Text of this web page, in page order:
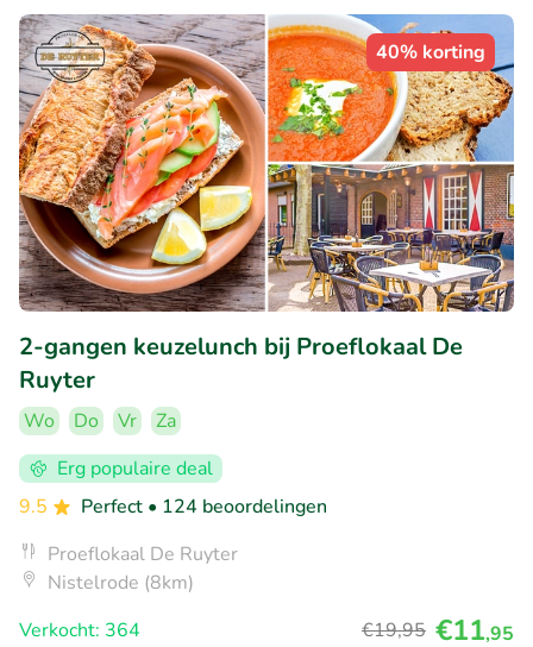
40% korting
2-gangen keuzelunch bij Proeflokaal De
Ruyter
Wo Do Vr
Za
Erg populaire deal
9.5
Perfect • 124 beoordelingen
Proeflokaal De Ruyter
Nistelrode (8km)
Verkocht: 364
€19,95 €11,95